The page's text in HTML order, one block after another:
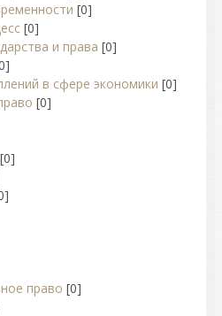
[0]
[0]
и права [0]
в сфере экономики [0]
[0]
[0]
право [0]